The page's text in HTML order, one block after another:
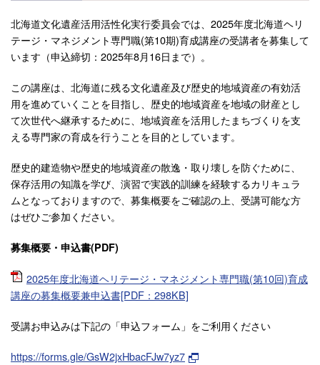
北海道文化遺産活用活性化実行委員会では、2025年度北海道ヘリ
テージ・マネジメント専門職(第10期)育成講座の受講者を募集して
います（申込締切：2025年8月16日まで）。
この講座は、北海道に残る文化遺産及び歴史的地域資産の有効活
用を進めていくことを目指し、歴史的地域資産を地域の財産とし
て次世代へ継承するために、地域資産を活用したまちづくりを支
える専門家の育成を行うことを目的としています。
歴史的建造物や歴史的地域資産の散逸・取り壊しを防ぐために、
保存活用の知識を学び、演習で実践的訓練を経験するカリキュラ
ムとなっておりますので、募集概要をご確認の上、受講可能な方
はぜひご参加ください。
募集概要・申込書(PDF)
2025年度北海道ヘリテージ・マネジメント専門職(第10回)育成
講座の募集概要兼申込書[PDF：298KB]
受講お申込みは下記の「申込フォーム」をご利用ください
https://forms.gle/GsW2jxHbacFJw7yz7